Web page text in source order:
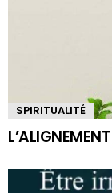
SPIRITUALITÉ